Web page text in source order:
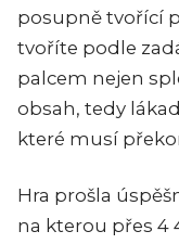
posupně tvořící
tvoříte podle
palcem nejen
obsah, tedy
které musí
Hra prošla
na kterou přes 4